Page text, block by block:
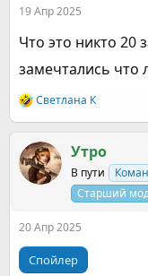
19 Апр 2025
Что это никто 20
замечтались что
Р
е
к
ц
и
Светлана К
Утро
В пути
Старший
20 Апр 2025
Спойлер